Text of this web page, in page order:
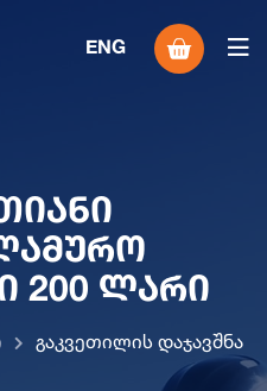
ENG
200 Ლარი
Გაკვეთილის Დაჯავშნა